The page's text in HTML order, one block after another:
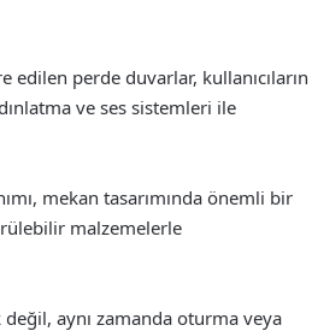
perde duvarlar, kullanıcıların
ve ses sistemleri ile
mekan tasarımında önemli bir
malzemelerle
aynı zamanda oturma veya